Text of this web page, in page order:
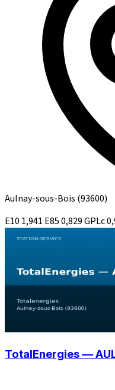
Aulnay-sous-Bois (93600)
E10 1,941 E850,829GPLc
TotalEnergies —